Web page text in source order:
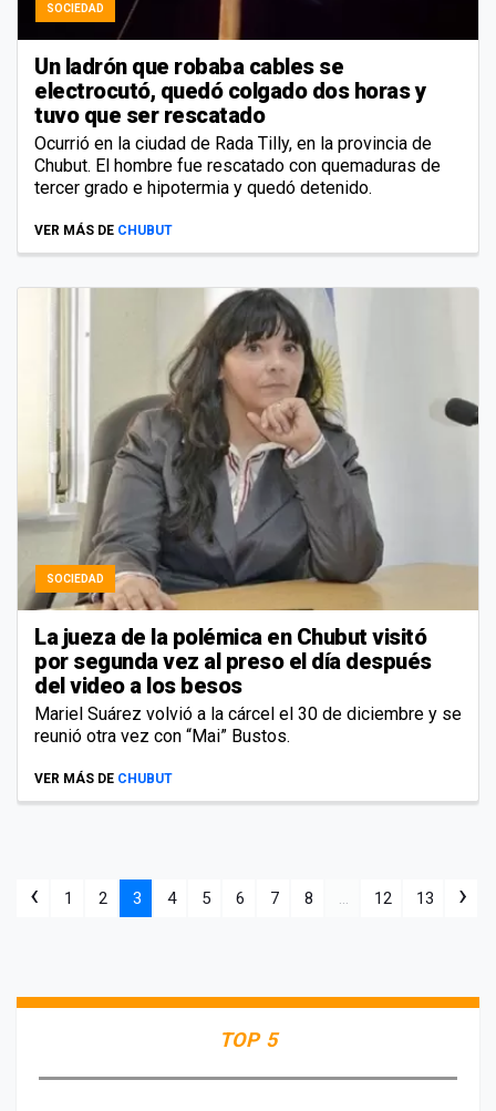
SOCIEDAD
Un ladrón que robaba cables se
electrocutó, quedó colgado dos horas y
tuvo que ser rescatado
Ocurrió en la ciudad de Rada Tilly, en la provincia de
Chubut. El hombre fue rescatado con quemaduras de
tercer grado e hipotermia y quedó detenido.
VER MÁS DE CHUBUT
SOCIEDAD
La jueza de la polémica en Chubut visitó
por segunda vez al preso el día después
del video a los besos
Mariel Suárez volvió a la cárcel el 30 de diciembre y se
reunió otra vez con “Mai” Bustos.
VER MÁS DE CHUBUT
‹ 1 2 3 4 5 6 7 8 ... 12 13 ›
TOP 5